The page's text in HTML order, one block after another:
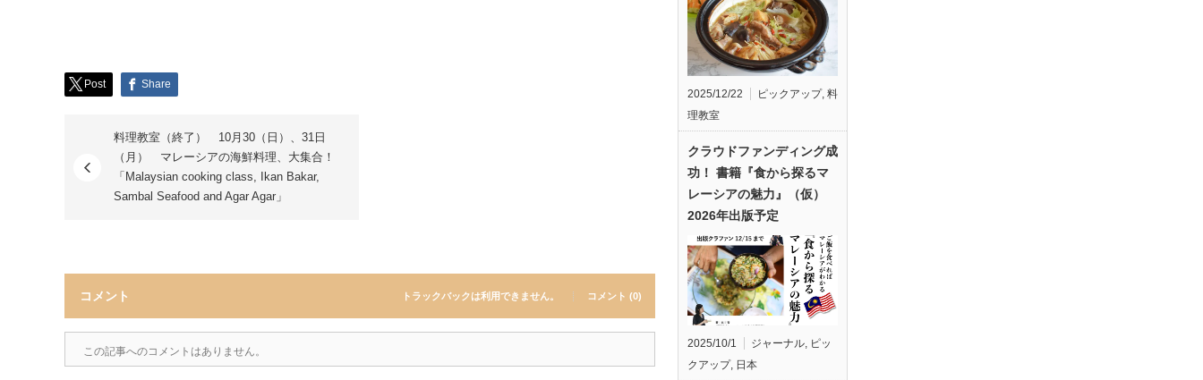
Post Share
料理教室（終了） 10月30（日）、31日
（月） マレーシアの海鮮料理、大集合！
「Malaysian cooking class, Ikan Bakar,
Sambal Seafood and Agar Agar」
コメント トラックバックは利用できません。 コメント (0)
この記事へのコメントはありません。
2025/12/22 ピックアップ, 料
理教室
クラウドファンディング成
功！ 書籍『食から探るマ
レーシアの魅力』（仮）
2026年出版予定
2025/10/1 ジャーナル, ピッ
クアップ, 日本